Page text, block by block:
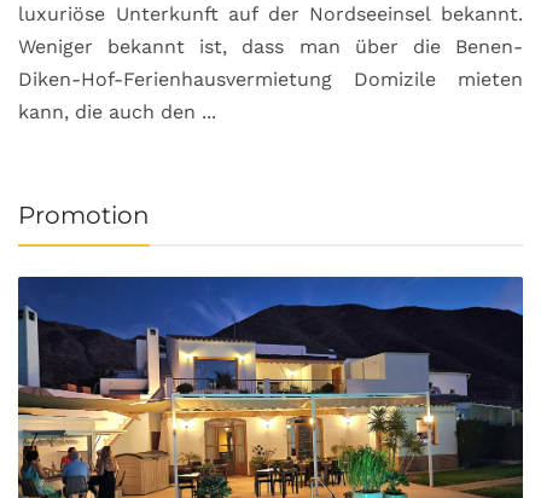
luxuriöse Unterkunft auf der Nordseeinsel bekannt.
Weniger bekannt ist, dass man über die Benen-
Diken-Hof-Ferienhausvermietung Domizile mieten
kann, die auch den ...
Promotion